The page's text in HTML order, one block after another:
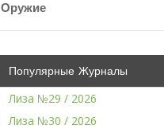
Оружие
Популярные Журналы
Лиза №29 / 2026
Лиза №30 / 2026